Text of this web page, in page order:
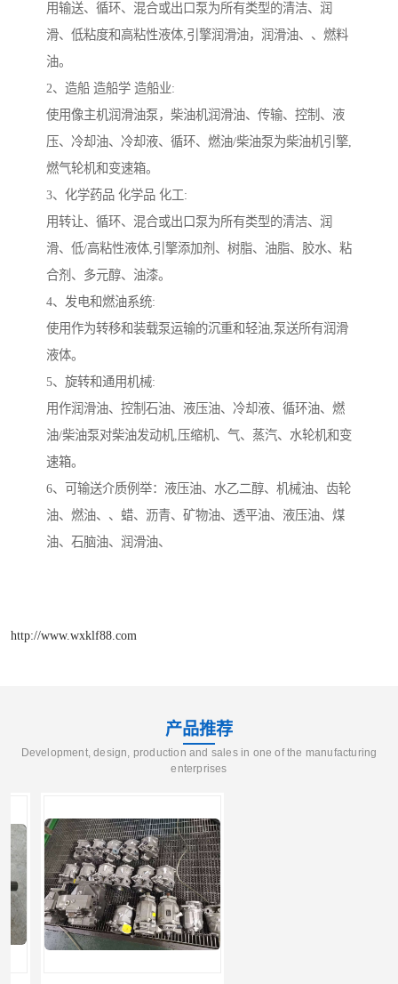
用输送、循环、混合或出口泵为所有类型的清洁、润
滑、低粘度和高粘性液体,引擎润滑油，润滑油、、燃料
油。
2、造船 造船学 造船业:
使用像主机润滑油泵，柴油机润滑油、传输、控制、液
压、冷却油、冷却液、循环、燃油/柴油泵为柴油机引擎,
燃气轮机和变速箱。
3、化学药品 化学品 化工:
用转让、循环、混合或出口泵为所有类型的清洁、润
滑、低/高粘性液体,引擎添加剂、树脂、油脂、胶水、粘
合剂、多元醇、油漆。
4、发电和燃油系统:
使用作为转移和装载泵运输的沉重和轻油,泵送所有润滑
液体。
5、旋转和通用机械:
用作润滑油、控制石油、液压油、冷却液、循环油、燃
油/柴油泵对柴油发动机,压缩机、气、蒸汽、水轮机和变
速箱。
6、可输送介质例举：液压油、水乙二醇、机械油、齿轮
油、燃油、、蜡、沥青、矿物油、透平油、液压油、煤
油、石脑油、润滑油、
http://www.wxklf88.com
产品推荐
Development, design, production and sales in one of the manufacturing
enterprises